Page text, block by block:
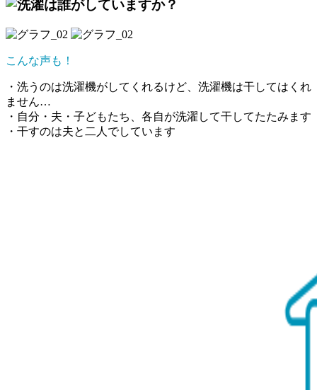
こんな声も！
・洗うのは洗濯機がしてくれるけど、洗濯機は干してはくれ
ません…
・自分・夫・子どもたち、各自が洗濯して干してたたみます
・干すのは夫と二人でしています